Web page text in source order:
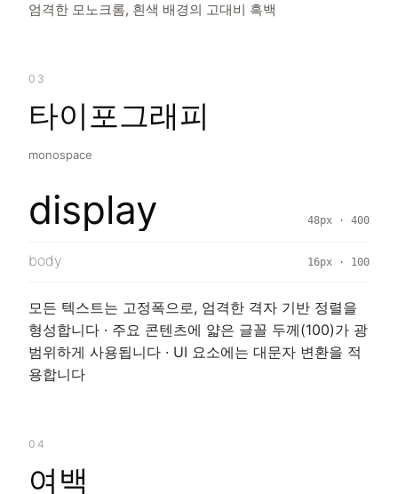
엄격한 모노크롬, 흰색 배경의 고대비 흑백
03
타이포그래피
monospace
display 48px · 400
body 16px · 100
모든 텍스트는 고정폭으로, 엄격한 격자 기반 정렬을
형성합니다 · 주요 콘텐츠에 얇은 글꼴 두께(100)가 광
범위하게 사용됩니다 · UI 요소에는 대문자 변환을 적
용합니다
04
여백